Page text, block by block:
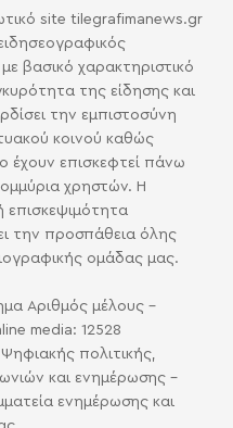
site tilegrafimanews.gr
βασικό χαρακτηριστικό
της είδησης και
την εμπιστοσύνη
κοινού καθώς
έχουν επισκεφτεί πάνω
χρηστών. Η
επισκεψιμότητα
την προσπάθεια όλης
ομάδας μας.
Αριθμός μέλους -
media: 12528
πολιτικής,
και ενημέρωσης -
ενημέρωσης και